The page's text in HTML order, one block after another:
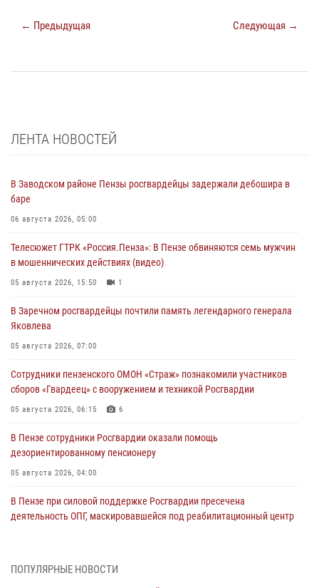
← Предыдущая Следующая →
ЛЕНТА НОВОСТЕЙ
В Заводском районе Пензы росгвардейцы задержали дебошира в
баре
06 августа 2026, 05:00
Телесюжет ГТРК «Россия.Пенза»: В Пензе обвиняются семь мужчин
в мошеннических действиях (видео)
05 августа 2026, 15:50 1
В Заречном росгвардейцы почтили память легендарного генерала
Яковлева
05 августа 2026, 07:00
Сотрудники пензенского ОМОН «Страж» познакомили участников
сборов «Гвардеец» с вооружением и техникой Росгвардии
05 августа 2026, 06:15 6
В Пензе сотрудники Росгвардии оказали помощь
дезориентированному пенсионеру
05 августа 2026, 04:00
В Пензе при силовой поддержке Росгвардии пресечена
деятельность ОПГ, маскировавшейся под реабилитационный центр
ПОПУЛЯРНЫЕ НОВОСТИ